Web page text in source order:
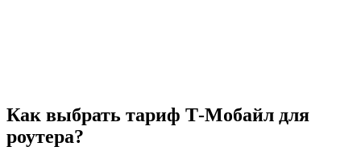
Как выбрать тариф Т‑Мобайл для
роутера?